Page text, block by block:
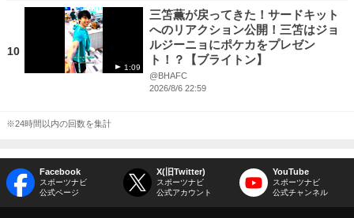
10
1:09
三笘薫が戻ってきた！サードキット
へのリアクション公開！三笘はジョ
ルジーニョにポケカをプレゼン
ト！？【ブライトン】
@BHAFC
2026/8/6 22:59
※24時間以内の回数を集計
Facebook
スポーツナビ
公式ページ
X(旧Twitter)
スポーツナビ
公式アカウント
YouTube
スポーツナビ
公式チャンネル